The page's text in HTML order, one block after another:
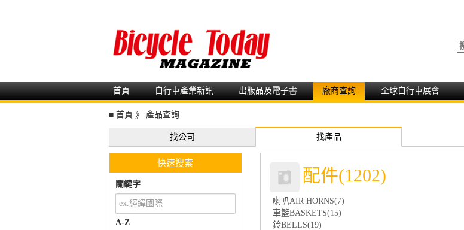
首頁 自行車產業新訊 出版品及電子書 廠商查詢 全球自行車展會
■ 首頁 》 產品查詢
找公司 找產品
快速搜索
關鍵字
A-Z
配件(1202)
喇叭AIR HORNS(7)
車籃BASKETS(15)
鈴BELLS(19)